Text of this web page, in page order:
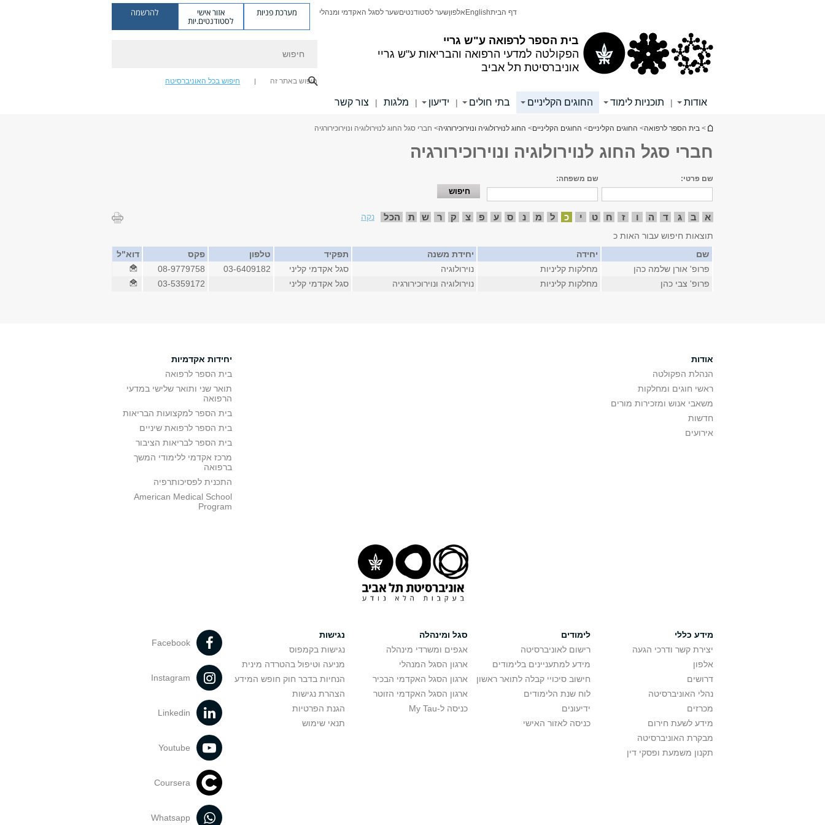
בית הספר לרפואה ע"ש גריי
הפקולטה למדעי הרפואה והבריאות ע"ש גריי
אוניברסיטת תל אביב
דף הביתEnglish אלפוןשער לסטודנטיםשער לסגל האקדמי ומנהלי מערכת פניות אזור אישי
לסטודנטים.יות
להרשמה
חיפוש באתר זה חיפוש בכל האוניברסיטה
אודות | תוכניות לימוד החוגים הקליניים בתי חולים | ידיעון | מלגות | צור קשר
הינך נמצא כאן
> בית הספר לרפואה> החוגים הקליניים> החוגים הקליניים> החוג לנוירולוגיה ונוירוכירורגיה> חברי סגל החוג לנוירולוגיה ונוירוכירורגיה
חברי סגל החוג לנוירולוגיה ונוירוכירורגיה
שם פרטי: שם משפחה:
א ב ג ד ה ו ז ח ט י כ ל מ נ ס ע פ צ ק ר ש ת הכל
נקה
תוצאות חיפוש עבור האות כ
שם
יחידה יחידת משנה תפקיד טלפון פקס
דוא"ל
פרופ' אורן שלמה כהן
מחלקות קליניות נוירולוגיה סגל אקדמי קליני 03-6409182
08-9779758
פרופ' צבי כהן
מחלקות קליניות נוירולוגיה ונוירוכירורגיה סגל אקדמי קליני 03-5359172
אודות
הנהלת הפקולטה
ראשי חוגים ומחלקות
משאבי אנוש ומזכירות מורים
חדשות
אירועים
יחידות אקדמיות
בית הספר לרפואה
תואר שני ותואר שלישי במדעי
הרפואה
בית הספר למקצועות הבריאות
בית הספר לרפואת שיניים
בית הספר לבריאות הציבור
מרכז אקדמי ללימודי המשך
ברפואה
התכנית לפסיכותרפיה
American Medical School
Program
מידע כללי
יצירת קשר ודרכי הגעה
אלפון
דרושים
נהלי האוניברסיטה
מכרזים
מידע לשעת חירום
מבקרת האוניברסיטה
תקנון משמעת ופסקי דין
לימודים
רישום לאוניברסיטה
מידע למתעניינים בלימודים
חישוב סיכויי קבלה לתואר ראשון
לוח שנת הלימודים
ידיעונים
כניסה לאזור האישי
סגל ומינהלה
אגפים ומשרדי מינהלה
ארגון הסגל המנהלי
ארגון הסגל האקדמי הבכיר
ארגון הסגל האקדמי הזוטר
כניסה ל-My Tau
נגישות
נגישות בקמפוס
מניעה וטיפול בהטרדה מינית
הנחיות בדבר חוק חופש המידע
הצהרת נגישות
הגנת הפרטיות
תנאי שימוש
Facebook
Instagram
Linkedin
Youtube
Coursera
Whatsapp